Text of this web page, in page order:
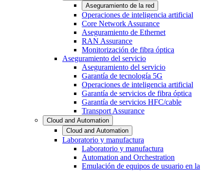
Aseguramiento de la red
Operaciones de inteligencia artificial
Core Network Assurance
Aseguramiento de Ethernet
RAN Assurance
Monitorización de fibra óptica
Aseguramiento del servicio
Aseguramiento del servicio
Garantía de tecnología 5G
Operaciones de inteligencia artificial
Garantía de servicios de fibra óptica
Garantía de servicios HFC/cable
Transport Assurance
Cloud and Automation
Cloud and Automation
Laboratorio y manufactura
Laboratorio y manufactura
Automation and Orchestration
Emulación de equipos de usuario en la